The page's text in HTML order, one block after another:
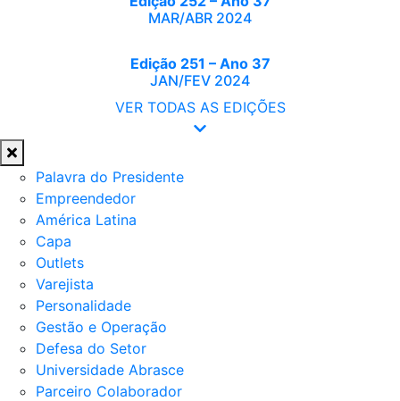
MAR/ABR 2024
Edição 251 – Ano 37
JAN/FEV 2024
VER TODAS AS EDIÇÕES
Palavra do Presidente
Empreendedor
América Latina
Capa
Outlets
Varejista
Personalidade
Gestão e Operação
Defesa do Setor
Universidade Abrasce
Parceiro Colaborador